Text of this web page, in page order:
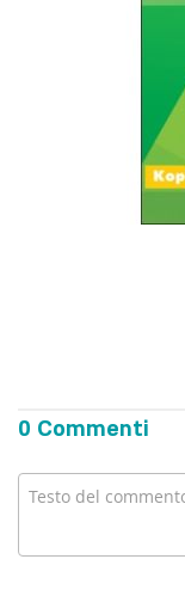
0 Commenti